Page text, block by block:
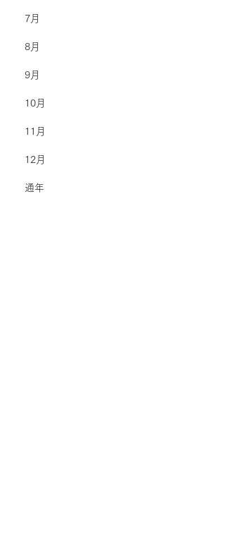
7月
8月
9月
10月
11月
12月
通年